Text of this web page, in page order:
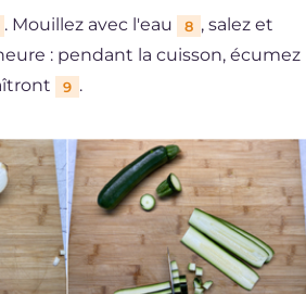
. Mouillez avec l'eau 8 , salez et
: pendant la cuisson, écumez
9 .